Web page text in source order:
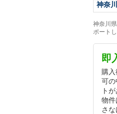
神奈
神奈川
ポートし
即
購
可の
ト
物件
さ